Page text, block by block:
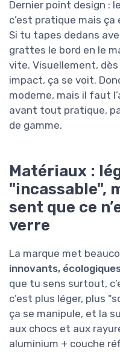
Dernier point design :
c’est pratique mais ça
Si tu tapes dedans
grattes le bord en le
vite. Visuellement, dès
impact, ça se voit.
moderne, mais il faut
avant tout pratique,
de gamme.
Matériaux :
"incassable",
sent que ce
verre
La marque met
innovants,
que tu sens surtout,
c’est plus léger, plus
ça se manipule, et la
aux chocs et aux
aluminium + couche